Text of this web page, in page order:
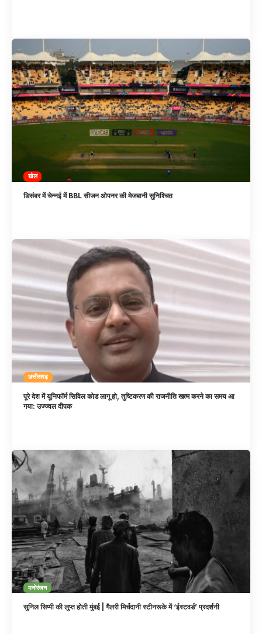
खेल
डिसंबर में चेन्नई में BBL सीजन ओपनर की मेजबानी सुनिश्चित
छत्तीसगढ़
पूरे देश में यूनिफॉर्म सिविल कोड लागू हो, तुष्टिकरण की राजनीति खत्म करने का समय आ
गया: उज्ज्वल दीपक
मनोरंजन
सुनिल सिप्पी की लुप्त होती मुंबई | गैलरी मिर्चंदानी स्टीनरूके में ‘ईस्टवर्ड’ प्रदर्शनी